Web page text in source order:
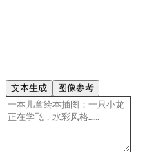
文本生成 图像参考